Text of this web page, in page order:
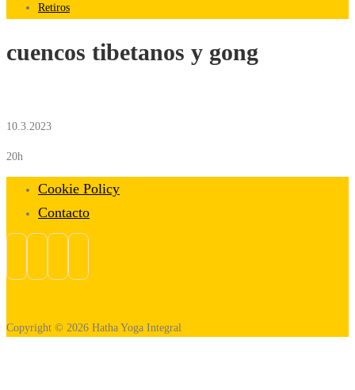
Retiros
cuencos tibetanos y gong
10.3.2023
20h
Cookie Policy
Contacto
Copyright © 2026 Hatha Yoga Integral